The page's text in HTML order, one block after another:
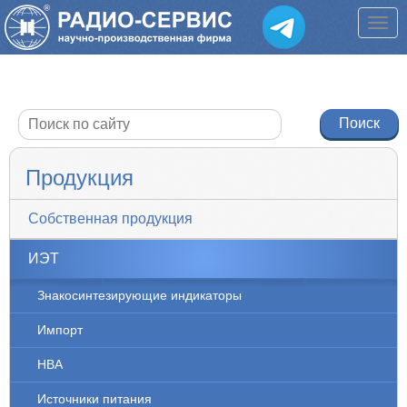
Продукция
Собственная продукция
ИЭТ
Знакосинтезирующие индикаторы
Импорт
НВА
Источники питания